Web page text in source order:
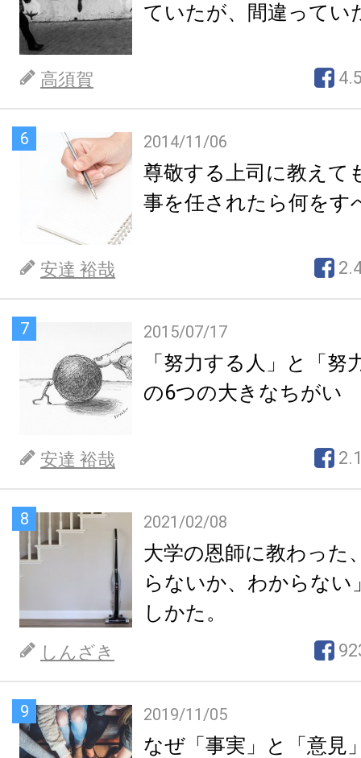
ていたが、間違ってい
高須賀
6 2014/11/06
尊敬する上司に教えて
事を任されたら何をす
安達 裕哉
7 2015/07/17
「努力する人」と「努
の6つの大きなちがい
安達 裕哉
8 2021/02/08
大学の恩師に教わった
らないか、わからない
しかた。
しんざき
9 2019/11/05
なぜ「事実」と「意見